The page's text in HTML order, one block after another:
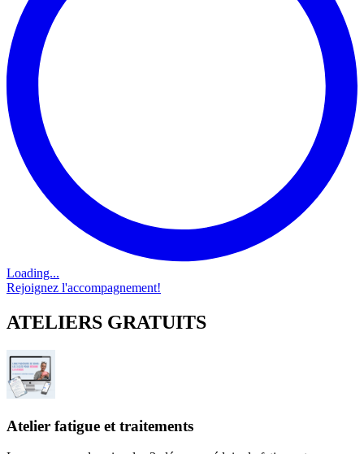
Loading...
Rejoignez l'accompagnement!
ATELIERS GRATUITS
Atelier fatigue et traitements